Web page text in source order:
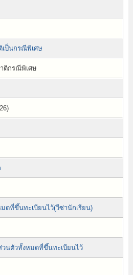
เป็นกรณีพิเศษ
ติกรณีพิเศษ
ดที่ขึ้นทะเบียนไว้(วีซ่านักเรียน)
นตัวทั้งหมดที่ขึ้นทะเบียนไว้